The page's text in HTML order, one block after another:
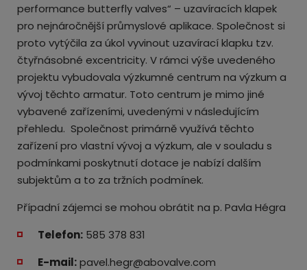
performance butterfly valves“ – uzavíracích klapek
pro nejnáročnější průmyslové aplikace. Společnost si
proto vytýčila za úkol vyvinout uzavírací klapku tzv.
čtyřnásobné excentricity. V rámci výše uvedeného
projektu vybudovala výzkumné centrum na výzkum a
vývoj těchto armatur. Toto centrum je mimo jiné
vybavené zařízeními, uvedenými v následujícím
přehledu. Společnost primárně využívá těchto
zařízení pro vlastní vývoj a výzkum, ale v souladu s
podmínkami poskytnutí dotace je nabízí dalším
subjektům a to za tržních podmínek.
Případní zájemci se mohou obrátit na p. Pavla Hégra
Telefon: 585 378 831
E-mail:pavel.hegr@abovalve.com